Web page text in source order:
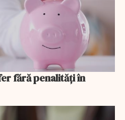
fără penalități în